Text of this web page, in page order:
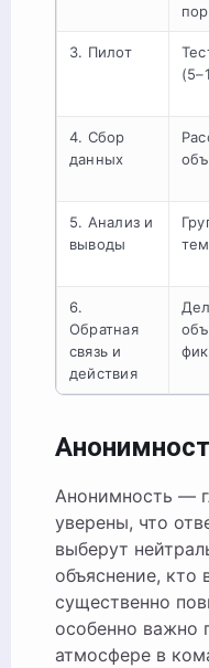
3. Пилот
4. Сбор
данных
5. Анализ и
выводы
6.
Обратная
связь и
действия
Анонимность —
уверены, что
выберут
объяснение, кто
существенно
особенно важно
атмосфере в